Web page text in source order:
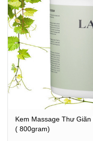
Kem Massage Thư
( 800gram)